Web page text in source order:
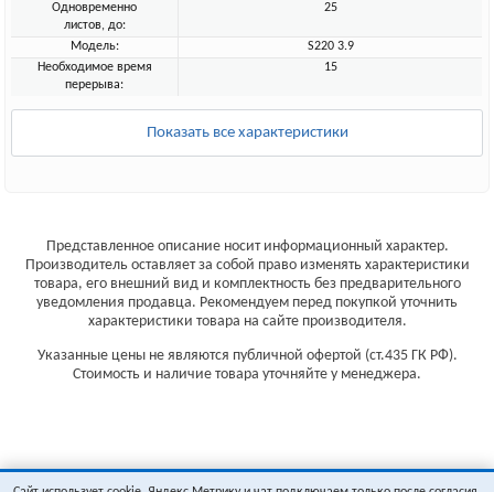
Одновременно
листов, до:
25
Модель:
S220 3.9
Необходимое время
перерыва:
15
Показать все характеристики
Представленное описание носит информационный характер.
Производитель оставляет за собой право изменять характеристики
товара, его внешний вид и комплектность без предварительного
уведомления продавца. Рекомендуем перед покупкой уточнить
характеристики товара на сайте производителя.
Указанные цены не являются публичной офертой (ст.435 ГК РФ).
Стоимость и наличие товара уточняйте у менеджера.